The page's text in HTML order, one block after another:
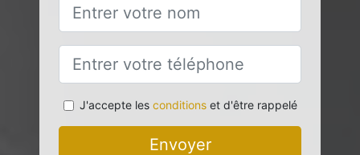
J'accepte les conditionset d'être rappelé
Envoyer